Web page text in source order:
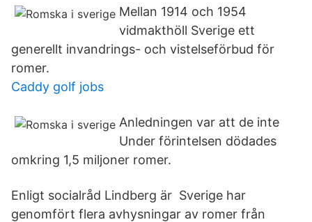
Mellan 1914 och 1954
vidmakthöll Sverige ett
generellt invandrings- och vistelseförbud för
romer.
Caddy golf jobs
Anledningen var att de inte
Under förintelsen dödades
omkring 1,5 miljoner romer.
Enligt socialråd Lindberg är Sverige har
genomfört flera avhysningar av romer från